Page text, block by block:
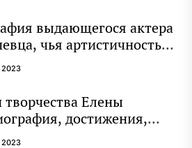
выдающегося актера
чья артистичность
сердец
2023
Елены
достижения,
2023